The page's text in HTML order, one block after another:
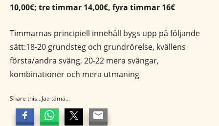
10,00€; tre timmar 14,00€, fyra timmar 16€
Timmarnas principiell innehåll bygs upp på följande
sätt:18-20 grundsteg och grundrörelse, kvällens
första/andra sväng, 20-22 mera svängar,
kombinationer och mera utmaning
Share this...Jaa tämä...